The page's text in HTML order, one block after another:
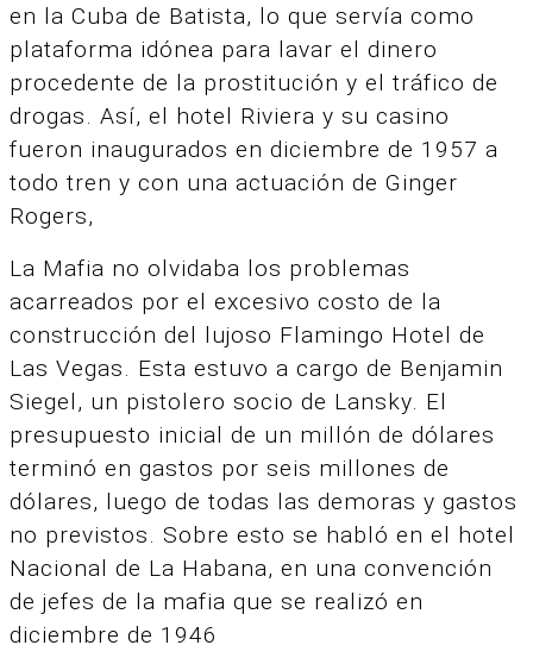
en la Cuba de Batista, lo que servía como
plataforma idónea para lavar el dinero
procedente de la prostitución y el tráfico de
drogas. Así, el hotel Riviera y su casino
fueron inaugurados en diciembre de 1957 a
todo tren y con una actuación de Ginger
Rogers,
La Mafia no olvidaba los problemas
acarreados por el excesivo costo de la
construcción del lujoso Flamingo Hotel de
Las Vegas. Esta estuvo a cargo de Benjamin
Siegel, un pistolero socio de Lansky. El
presupuesto inicial de un millón de dólares
terminó en gastos por seis millones de
dólares, luego de todas las demoras y gastos
no previstos. Sobre esto se habló en el hotel
Nacional de La Habana, en una convención
de jefes de la mafia que se realizó en
diciembre de 1946